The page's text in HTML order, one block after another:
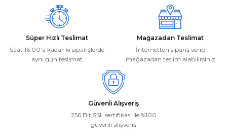
Süper Hızlı Teslimat
Saat 16:00’a kadar ki siparişlerde
aynı gün teslimat
Mağazadan Teslimat
İnternetten sipariş verip
mağazadan teslim alabilirsiniz
Güvenli Alışveriş
256 Bit SSL sertifikası ile %100
güvenli alışveriş